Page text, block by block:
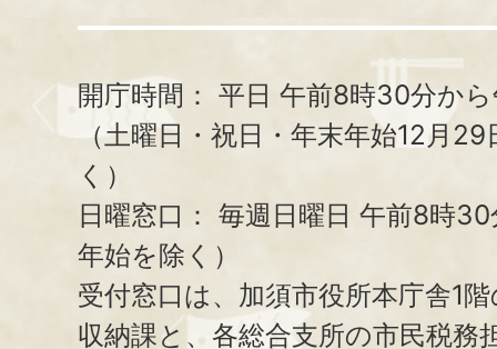
開庁時間： 平日 午前8時30分か
（土曜日・祝日・年末年始12月
く）
日曜窓口： 毎週日曜日 午前8時
年始を除く）
受付窓口は、加須市役所本庁舎1
収納課と、 各総合支所の市民税務